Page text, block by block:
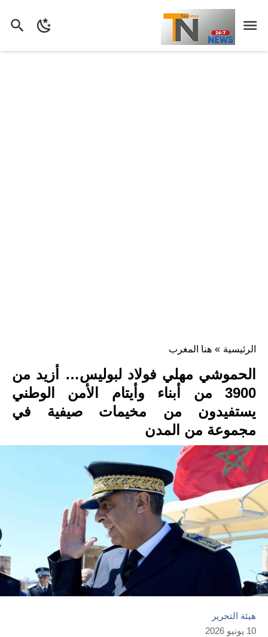
الرئيسية » هنا المغرب
الحموشي مهلي فولاد لبوليس… أزيد من
3900 من أبناء وأيتام الأمن الوطني
يستفيدون من مخيمات صيفية في
مجموعة من المدن
هيئة التحرير
10 يونيو 2026